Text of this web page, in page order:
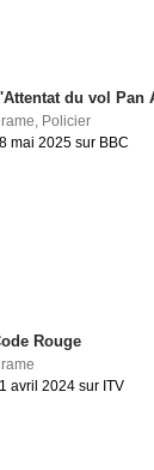
du vol Pan
, Policier
mai 2025 sur BBC
Rouge
avril 2024 sur ITV